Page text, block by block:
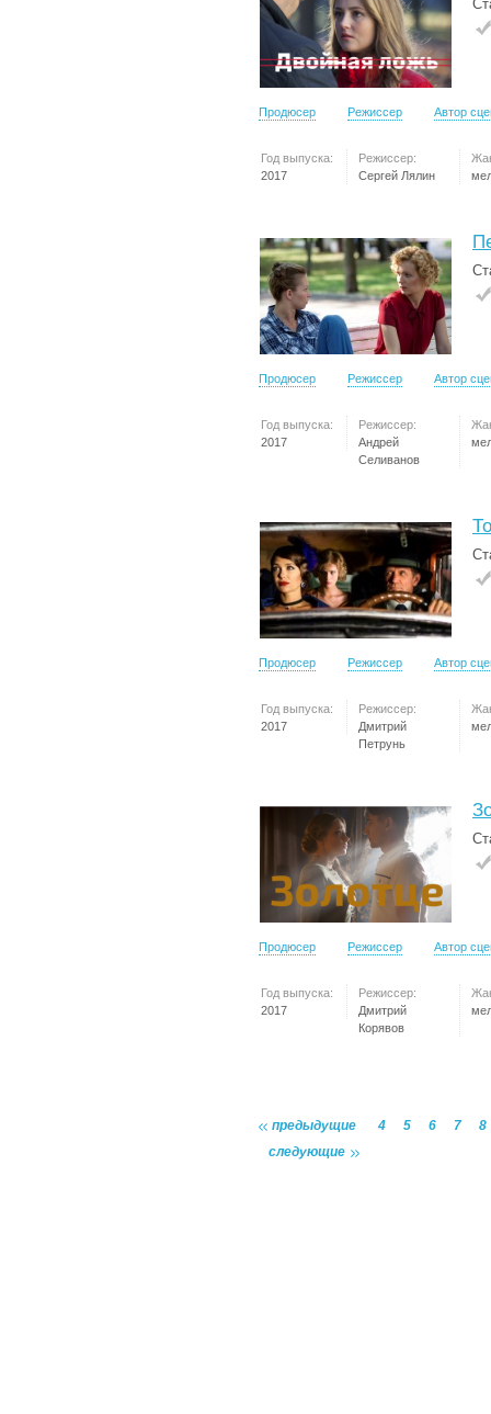
Продюсер Режиссер Автор
Год выпуска:
2017
Режиссер:
Сергей Лялин
Продюсер Режиссер Автор
Год выпуска:
2017
Режиссер:
Андрей
Селиванов
Продюсер Режиссер Автор
Год выпуска:
2017
Режиссер:
Дмитрий
Петрунь
Продюсер Режиссер Автор
Год выпуска:
2017
Режиссер:
Дмитрий
Корявов
предыдущие 4 5 6 7
8
следующие